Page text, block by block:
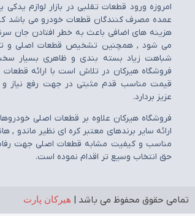
امروزه ورود قطعات تقلبي در بازار لوازم يدکي
عمده مصرف کنندگان قطعات خودرو مي باشد
هزينه هاي اضافي باعث به خطر افتادن جان
مي شود , همچنين تشخيص قطعات اصلي و
شباهت زياد بسته بندي و ظاهري بسيار
فروشگاه هيرکان در تلاش است با ارائه
قيمت مناسب قدم مثبتي در جهت رفع نياز
عزيز بردارد.
فروشگاه هيرکان علاوه بر قطعات اصلي
ارائه ساير برندهاي معتبر کره اي نظير ماندو ,
مناسب و کيفيت مشابه قطعات اصلي جهت
حق انتخاب وسيع تر اقدام نموده است.
تمامی حقوق محفوظ می باشد | هیرکان پارت